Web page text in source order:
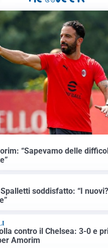
“Sapevamo delle
soddisfatto: “I
contro il Chelsea: 3-0 e
Amorim